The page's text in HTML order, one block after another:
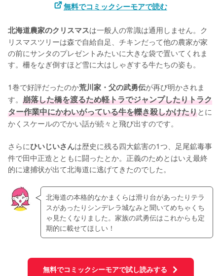
無料でコミックシーモアで読む
北海道農家のクリスマスは一般人の常識は通用しません。ク
リスマスツリーは森で自給自足、チキンだって他の農家が家
の前にサンタのプレゼントみたいに大きな袋で置いてくれま
す。柵をなぎ倒すほど雪に大はしゃぎする牛たちの姿も。
1巻で好評だったのか荒川家・父の武勇伝が再び明かされま
す。 崩落した橋を渡るため軽トラでジャンプしたりトラク
ター作業中にかわいがっている牛を轢き殺しかけたりとに
かくスケールのでかい話が続々と飛び出すのです。
さらにひいじいさんは歴史に残る四大鉱害の1つ、足尾鉱毒事
件で田中正造とともに闘ったとか。正義のためとはいえ最終
的に逮捕状が出て北海道に逃げてきたのでした。
北海道の本格的なかまくらは滑り台があったりテラ
スがあったりシンデレラ城なみと聞いてめちゃくち
ゃ見たくなりました。家族の武勇伝はこれからも定
期的に載せてほしい！
無料でコミックシーモアで試し読みする